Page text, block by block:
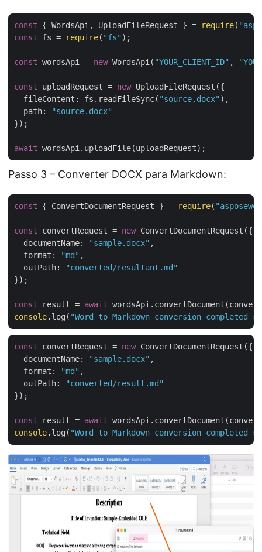
const { WordsApi, UploadFileRequest } = require(
const fs = require( "fs" );
const wordsApi = new WordsApi( "YOUR_CLIENT_ID" ,
const uploadRequest = new UploadFileRequest({
fileContent : fs.readFileSync( "source.docx" ),
path:
"source.docx"
});
await
Passo 3 – Converter DOCX para Markdown:
const { ConvertDocumentRequest } = require(
const convertRequest = new ConvertDocumentRequest({
documentName: "sample.docx" ,
format : "md" ,
outPath:
"converted/resultant.md"
});
const result = await
console.log( "Word to Markdown conversion completed
const convertRequest = new ConvertDocumentRequest({
documentName: "sample.docx" ,
format : "md" ,
outPath:
"converted/result.md"
});
const result = await
console.log( "Word to Markdown conversion completed